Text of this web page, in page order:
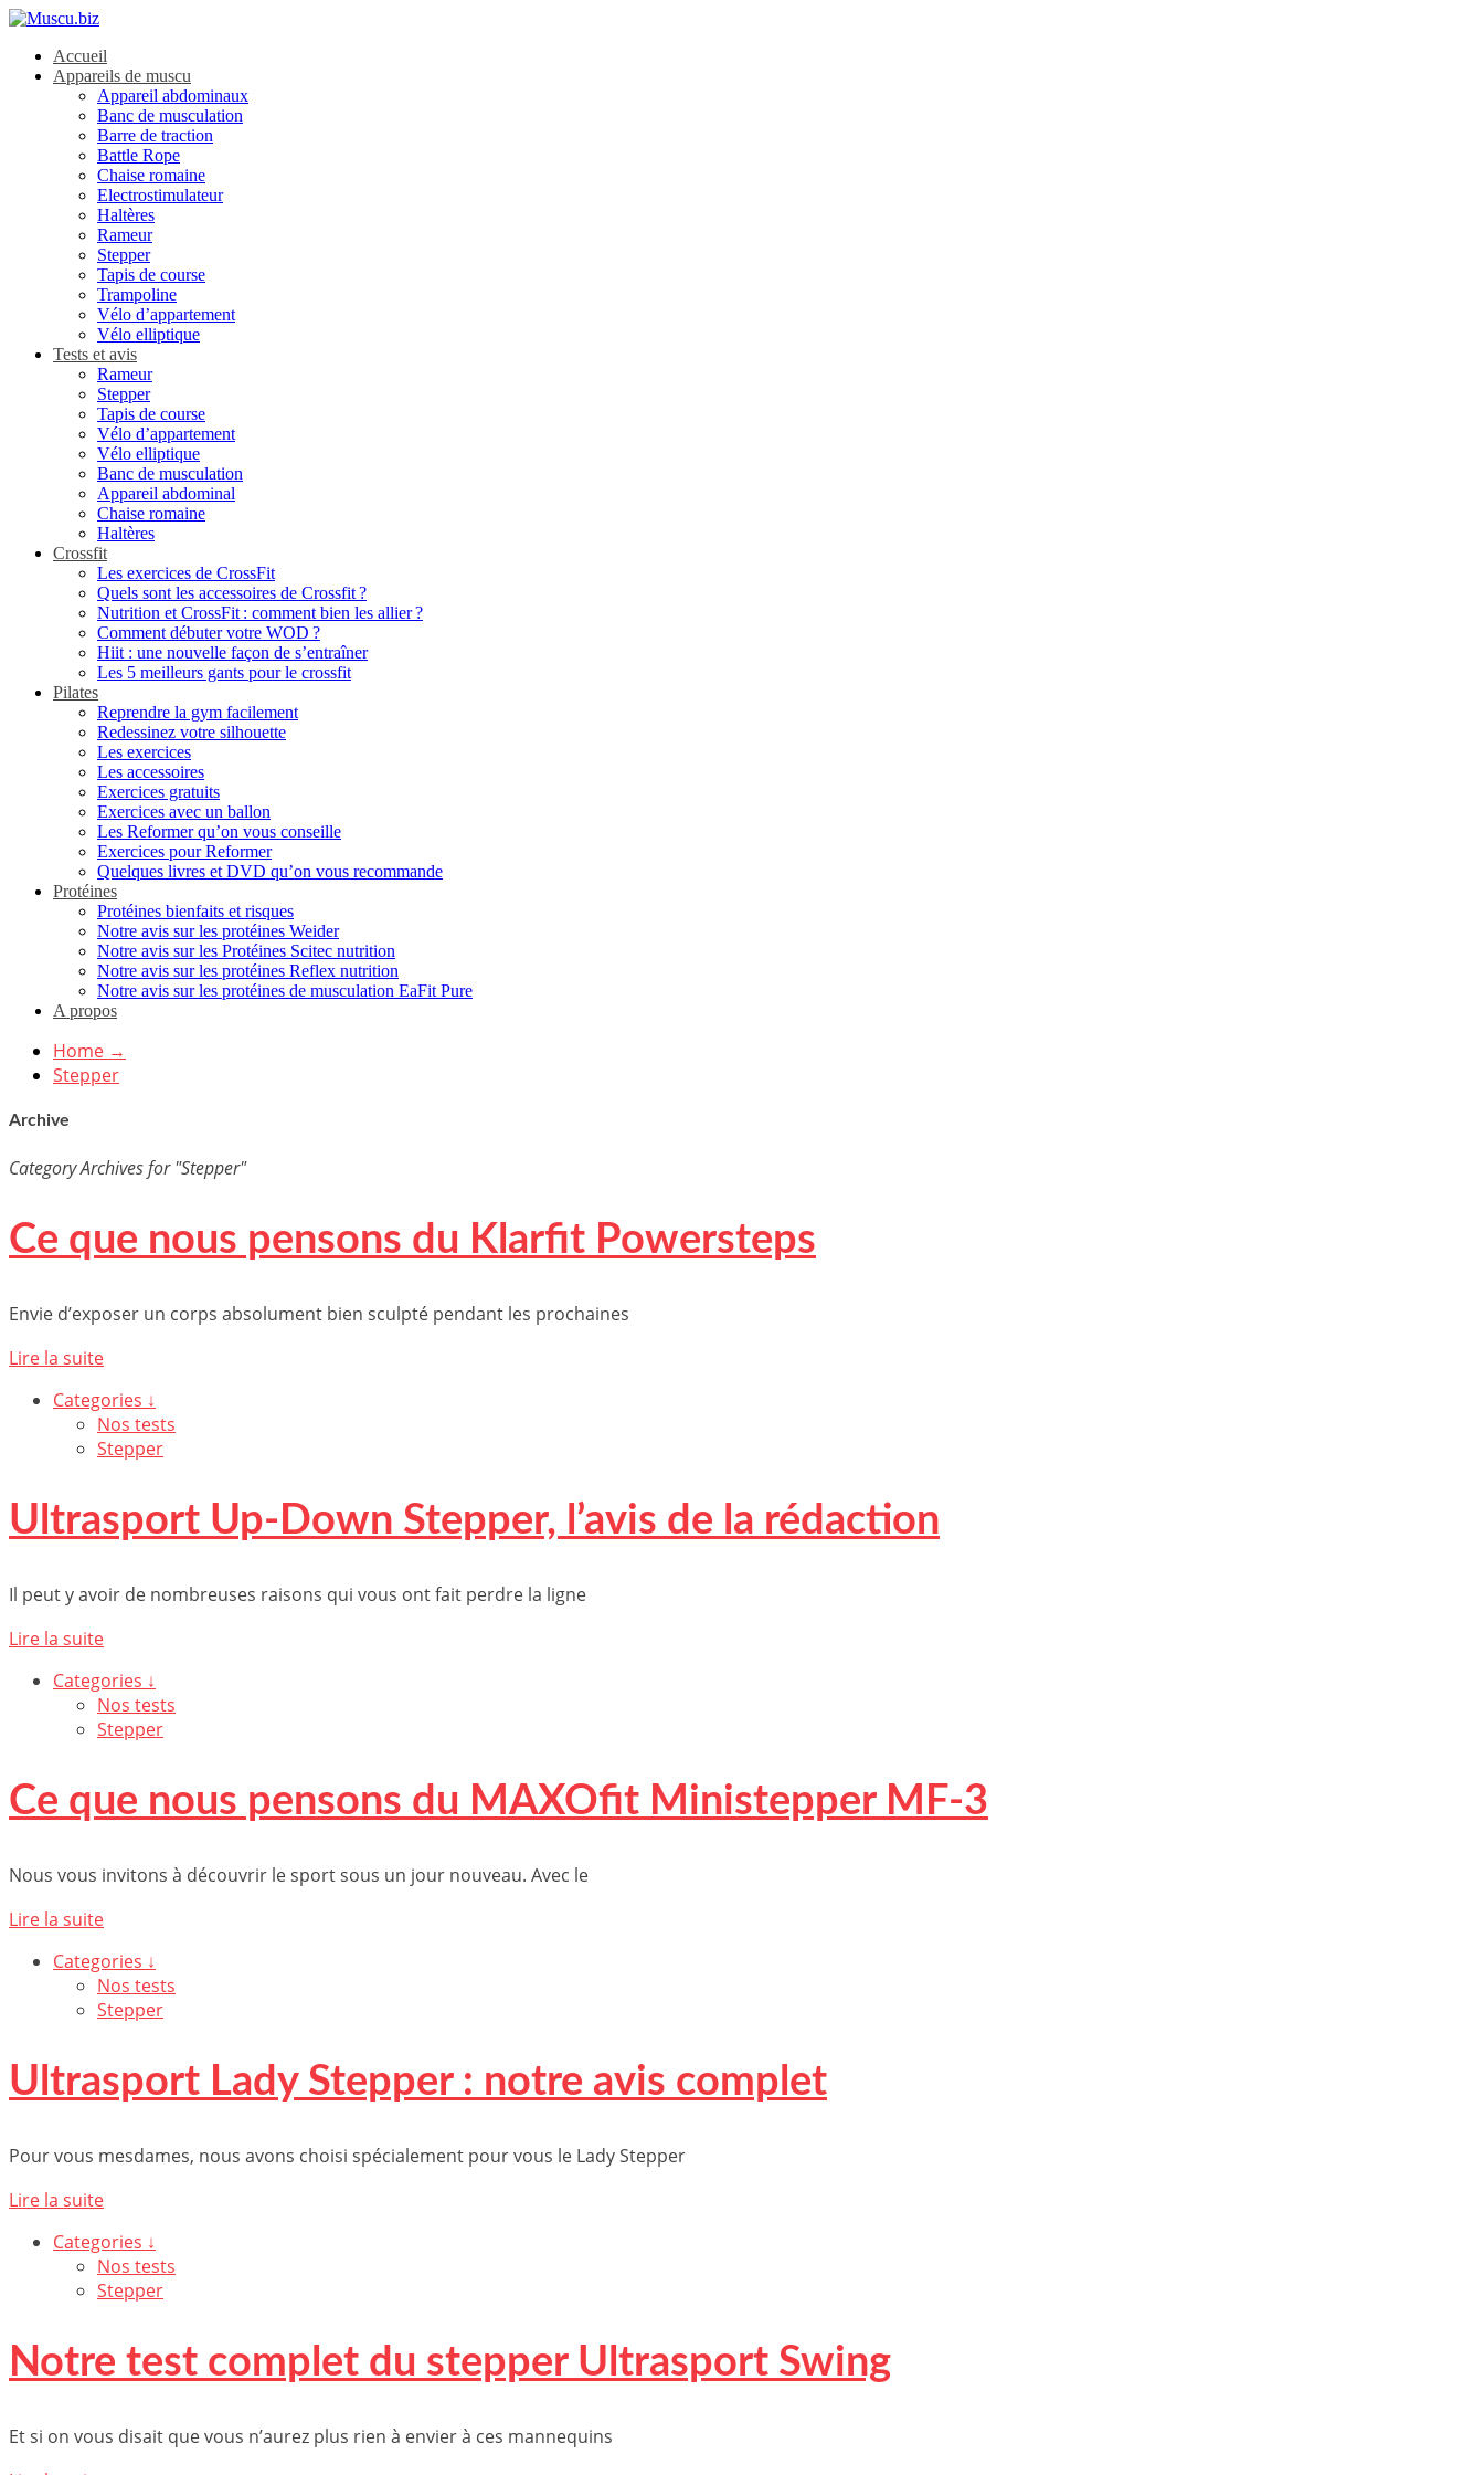
Accueil
Appareils de muscu
Appareil abdominaux
Banc de musculation
Barre de traction
Battle Rope
Chaise romaine
Electrostimulateur
Haltères
Rameur
Stepper
Tapis de course
Trampoline
Vélo d’appartement
Vélo elliptique
Tests et avis
Rameur
Stepper
Tapis de course
Vélo d’appartement
Vélo elliptique
Banc de musculation
Appareil abdominal
Chaise romaine
Haltères
Crossfit
Les exercices de CrossFit
Quels sont les accessoires de Crossfit ?
Nutrition et CrossFit : comment bien les allier ?
Comment débuter votre WOD ?
Hiit : une nouvelle façon de s’entraîner
Les 5 meilleurs gants pour le crossfit
Pilates
Reprendre la gym facilement
Redessinez votre silhouette
Les exercices
Les accessoires
Exercices gratuits
Exercices avec un ballon
Les Reformer qu’on vous conseille
Exercices pour Reformer
Quelques livres et DVD qu’on vous recommande
Protéines
Protéines bienfaits et risques
Notre avis sur les protéines Weider
Notre avis sur les Protéines Scitec nutrition
Notre avis sur les protéines Reflex nutrition
Notre avis sur les protéines de musculation EaFit Pure
A propos
Home →
Stepper
Archive
Category Archives for "Stepper"
Ce que nous pensons du Klarfit Powersteps
Envie d’exposer un corps absolument bien sculpté pendant les prochaines
Lire la suite
Categories ↓
Nos tests
Stepper
Ultrasport Up-Down Stepper, l’avis de la rédaction
Il peut y avoir de nombreuses raisons qui vous ont fait perdre la ligne
Lire la suite
Categories ↓
Nos tests
Stepper
Ce que nous pensons du MAXOfit Ministepper MF-3
Nous vous invitons à découvrir le sport sous un jour nouveau. Avec le
Lire la suite
Categories ↓
Nos tests
Stepper
Ultrasport Lady Stepper : notre avis complet
Pour vous mesdames, nous avons choisi spécialement pour vous le Lady Stepper
Lire la suite
Categories ↓
Nos tests
Stepper
Notre test complet du stepper Ultrasport Swing
Et si on vous disait que vous n’aurez plus rien à envier à ces mannequins